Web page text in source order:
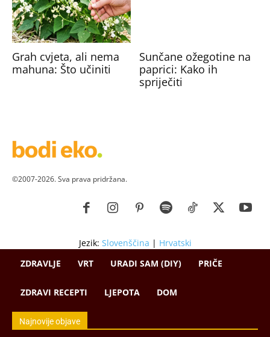
Grah cvjeta, ali nema
mahuna: Što učiniti
Sunčane ožegotine na
paprici: Kako ih
spriječiti
©2007-2026. Sva prava pridržana.
Jezik: Slovenščina | Hrvatski
ZDRAVLJE
VRT URADI SAM (DIY) PRIČE
ZDRAVI RECEPTI LJEPOTA DOM
Najnovije objave